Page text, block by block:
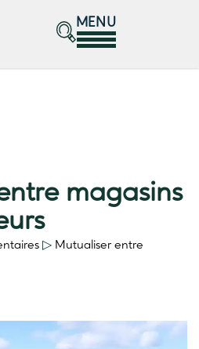
MENU
magasins
▷ Mutualiser entre